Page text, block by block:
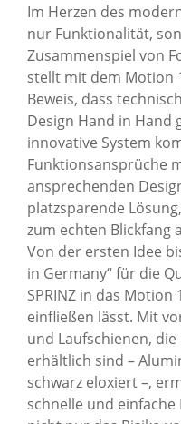
Im Herzen des
nur Funktionalität,
Zusammenspiel von
stellt mit dem Motion
Beweis, dass
Design Hand in Hand
innovative System
Funktionsansprüche
ansprechenden
platzsparende
zum echten Blickfang
Von der ersten Idee
in Germany“ für die
SPRINZ in das
einfließen lässt. Mit
und Laufschienen,
erhältlich sind –
schwarz eloxiert –,
schnelle und